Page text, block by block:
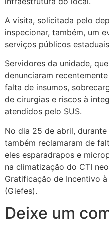
A visita, solicitada pelo
inspecionar, também, um
serviços públicos
Servidores da unidade,
denunciaram
falta de insumos,
de cirurgias e riscos à
atendidos pelo SUS.
No dia 25 de abril,
também reclamaram de
eles esparadrapos e
na climatização do CTI
Gratificação de Incentivo
(Giefes).
Deixe um